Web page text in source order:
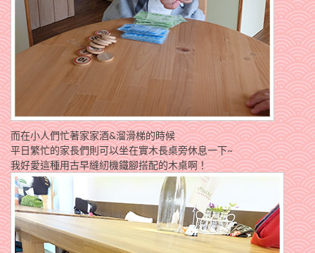
而在小人們忙著家家酒&溜滑梯的時候
平日繁忙的家長們則可以坐在實木長桌旁休息一下~
我好愛這種用古早縫紉機鐵腳搭配的木桌啊！